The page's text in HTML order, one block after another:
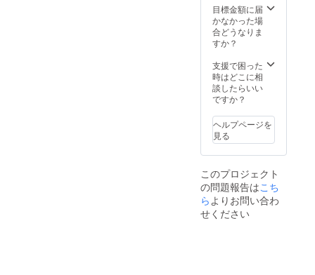
お断り
する可
能性が
その場
合は
CAMPF
IREで使
ている
ザーID
を使用
す。）
＊この
リター
ンTシャ
セー
ジ、打
ち上げ
は付属
しま
す。）
2020 限
定Tシャ
ツ ・オ
大戦
2020 限
定ポス
トカー
イク
リッド
ヘキサ
ゴンよ
のメッ
セージ
・支援
者限定
打ち上
目標金額に届
かなかった場
合どうなりま
すか？
支援で困った
時はどこに相
談したらいい
ですか？
ヘルプページを
見る
このプロジェクト
の問題報告はこち
らよりお問い合わ
せください